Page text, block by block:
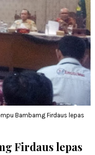
Bambamg Firdaus lepas
Firdaus lepas